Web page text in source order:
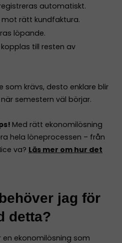
automatiskt.
rätt kundfaktura.
löpande.
till resten av
som krävs, desto enklare blir
semestern väl börjar.
Med rätt ekonomilösning
hela löneprocessen – från
va? Läs mer om hur det
jag för
detta?
ekonomilösning som